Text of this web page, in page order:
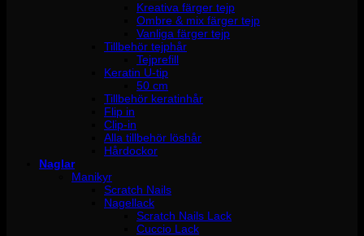
Kreativa färger tejp
Ombre & mix färger tejp
Vanliga färger tejp
Tillbehör tejphår
Tejprefill
Keratin U-tip
50 cm
Tillbehör keratinhår
Flip in
Clip-in
Alla tillbehör löshår
Hårdockor
Naglar
Manikyr
Scratch Nails
Nagellack
Scratch Nails Lack
Cuccio Lack